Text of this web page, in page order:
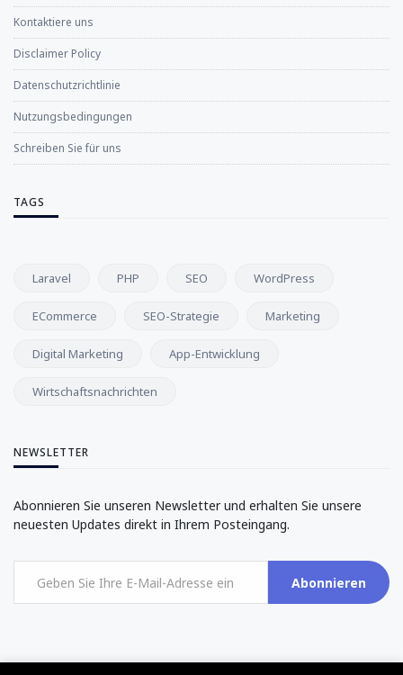
Kontaktiere uns
Disclaimer Policy
Datenschutzrichtlinie
Nutzungsbedingungen
Schreiben Sie für uns
TAGS
Laravel PHP SEO WordPress
ECommerce SEO-Strategie Marketing
Digital Marketing App-Entwicklung
Wirtschaftsnachrichten
NEWSLETTER
Abonnieren Sie unseren Newsletter und erhalten Sie unsere
neuesten Updates direkt in Ihrem Posteingang.
Abonnieren